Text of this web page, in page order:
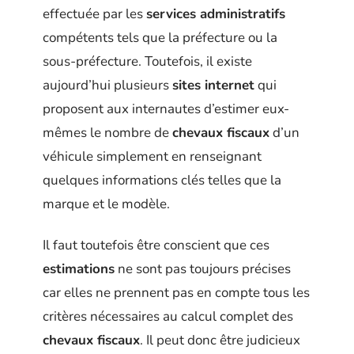
effectuée par lesservices administratifs
compétents tels que la préfecture ou la
sous-préfecture. Toutefois, il existe
aujourd’hui plusieurssites internetqui
proposent aux internautes d’estimer eux-
mêmes le nombre dechevaux fiscauxd’un
véhicule simplement en renseignant
quelques informations clés telles que la
marque et le modèle.
Il faut toutefois être conscient que ces
estimations ne sont pas toujours précises
car elles ne prennent pas en compte tous les
critères nécessaires au calcul complet des
chevaux fiscaux. Il peut donc être judicieux